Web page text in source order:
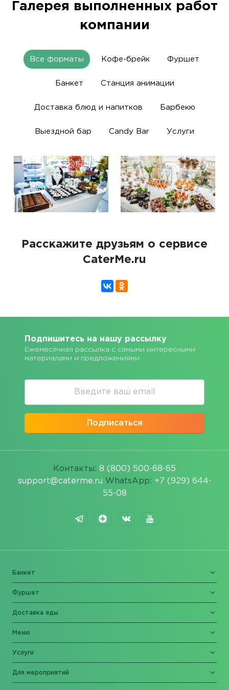
Галерея выполненных работ
компании
Все форматы Кофе-брейк Фуршет
Банкет Станция анимации
Доставка блюд и напитков Барбекю
Выездной бар Candy Bar Услуги
Расскажите друзьям о сервисе
CaterMe.ru
Подпишитесь на нашу рассылку
Ежемесячная рассылка с самыми интересными
материалами и предложениями
Подписаться
Контакты: 8 (800) 500-68-65
support@caterme.ru WhatsApp: +7 (929) 644-
55-08
Банкет
Фуршет
Доставка еды
Меню
Услуги
Для мероприятий